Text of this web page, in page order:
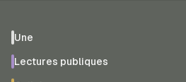
Une
Lectures publiques